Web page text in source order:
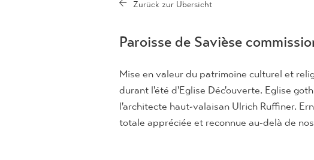
Paroisse de Savièse
Mise en valeur du patrimoine culturel et
durant l'été d'Eglise Déc'ouverte. Eglise
l'architecte haut-valaisan Ulrich Ruffiner.
totale appréciée et reconnue au-delà de